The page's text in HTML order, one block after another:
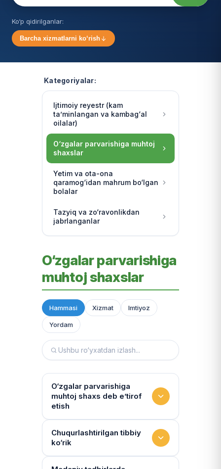
Ko‘p qidirilganlar:
Barcha xizmatlarni ko‘rish
Kategoriyalar:
Ijtimoiy reyestr (kam
ta’minlangan va kambag‘al
oilalar)
O‘zgalar parvarishiga muhtoj
shaxslar
Yetim va ota-ona
qaramog‘idan mahrum bo‘lgan
bolalar
Tazyiq va zo‘ravonlikdan
jabrlanganlar
O‘zgalar parvarishiga
muhtoj shaxslar
Hammasi Xizmat Imtiyoz
Yordam
O‘zgalar parvarishiga
muhtoj shaxs deb e’tirof
etish
Yashash sharoitini kim
baholaydi?
Multidissiplinar guruh: "Inson"
Chuqurlashtirilgan tibbiy
ko‘rik